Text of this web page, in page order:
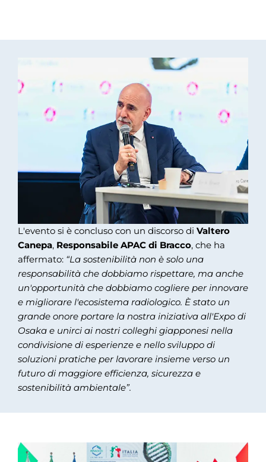
L'evento si è concluso con un discorso di Valtero
Canepa, Responsabile APAC di Bracco, che ha
affermato: “La sostenibilità non è solo una
responsabilità che dobbiamo rispettare, ma anche
un'opportunità che dobbiamo cogliere per innovare
e migliorare l'ecosistema radiologico. È stato un
grande onore portare la nostra iniziativa all'Expo di
Osaka e unirci ai nostri colleghi giapponesi nella
condivisione di esperienze e nello sviluppo di
soluzioni pratiche per lavorare insieme verso un
futuro di maggiore efficienza, sicurezza e
sostenibilità ambientale”.